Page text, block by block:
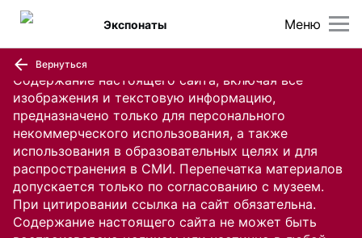
Содержание настоящего сайта, включая все
изображения и текстовую информацию,
предназначено только для персонального
некоммерческого использования, а также
использования в образовательных целях и для
распространения в СМИ. Перепечатка материалов
допускается только по согласованию с музеем.
При цитировании ссылка на сайт обязательна.
Содержание настоящего сайта не может быть
Меню
Экспонаты
Вернуться